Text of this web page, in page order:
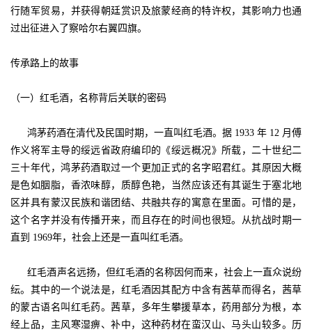
行随军贸易，并获得朝廷赏识及旅蒙经商的特许权，其影响力也通
过出征进入了察哈尔右翼四旗。
传承路上的故事
（一）红毛酒，名称背后关联的密码
鸿茅药酒在清代及民国时期，一直叫红毛酒。据 1933 年 12 月傅
作义将军主导的绥远省政府编印的《绥远概况》所载，二十世纪二
三十年代，鸿茅药酒取过一个更加正式的名字昭君红。其原因大概
是色如胭脂，香浓味醇，质醇色艳，当然应该还有其诞生于塞北地
区并具有蒙汉民族和谐团结、共融共存的寓意在里面。可惜的是，
这个名字并没有传播开来，而且存在的时间也很短。从抗战时期一
直到 1969年，社会上还是一直叫红毛酒。
红毛酒声名远扬，但红毛酒的名称因何而来，社会上一直众说纷
纭。其中的一个说法是，红毛酒因其配方中含有茜草而得名，茜草
的蒙古语名叫红毛药。茜草，多年生攀援草本，药用部分为根，本
经上品，主风寒湿痹、补中，这种药材在蛮汉山、马头山较多。历